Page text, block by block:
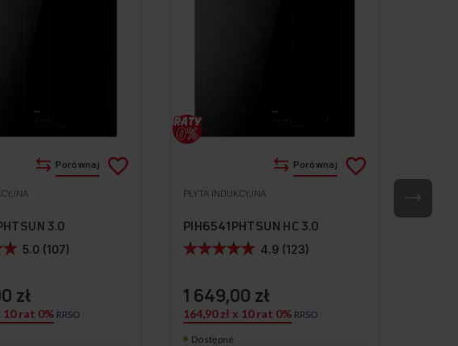
3.0
5.0 (107)
zł
10 rat 0% RRSO
Porównaj Dodaj
Dostępne
PŁYTA INDUKCYJNA
PIH6541PHTSUN HC 3.0
4.9 (123)
1 649,00 zł
164,90 zł x 10 rat 0% RRSO
Porównaj Dodaj